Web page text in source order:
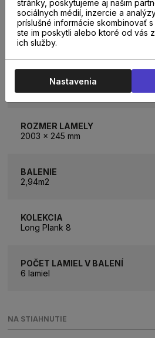
VHODNÁ NA PODLAHOVÉ
Áno
SPÔSOB POKLÁDKY
Plávajúcim spôsobom na podložku
ROZMER LAMELY
2003 x 245 mm
BALENIE
2,94m2
KOLEKCIA
Long Plank 8
POČET LAMIEL V BALENÍ
6 lamiel
NA STIAHNUTIE
stránky, poskytujeme aj našim
sociálnych médií, inzercie a
príslušné informácie skombinovať
ste im poskytli alebo ktoré od vás
ich služby.
Nastavenia